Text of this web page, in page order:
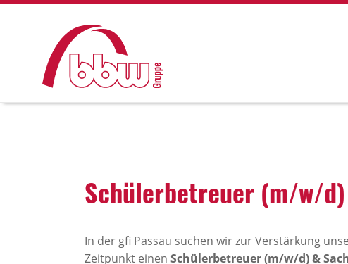
Schü­ler­be­treuer (m/w/
In der gfi Passau suchen wir zur Verstärkung
Zeitpunkt einen Schülerbetreuer (m/w/d) &